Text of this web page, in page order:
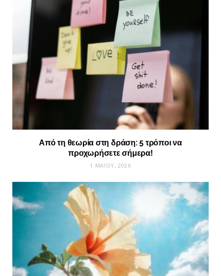
Από τη θεωρία στη δράση: 5 τρόποι να
προχωρήσετε σήμερα!
1 ΜΑΪ́ΟΥ, 2026